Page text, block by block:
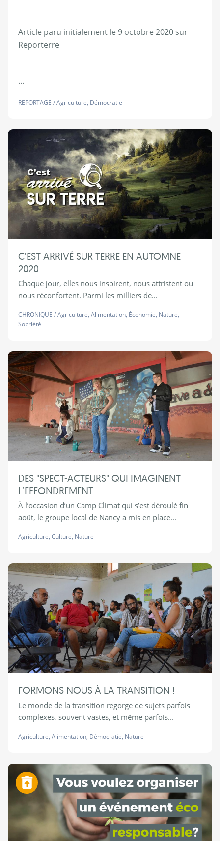
Article paru initialement le 9 octobre 2020 sur
Reporterre
...
REPORTAGE /Agriculture, Démocratie
C’EST ARRIVÉ SUR TERRE EN AUTOMNE
2020
Chaque jour, elles nous inspirent, nous attristent ou
nous réconfortent. Parmi les milliers de...
CHRONIQUE /Agriculture, Alimentation, Économie, Nature,
Sobriété
DES "SPECT-ACTEURS" QUI IMAGINENT
L’EFFONDREMENT
À l’occasion d’un Camp Climat qui s’est déroulé fin
août, le groupe local de Nancy a mis en place...
Agriculture, Culture, Nature
FORMONS NOUS À LA TRANSITION !
Le monde de la transition regorge de sujets parfois
complexes, souvent vastes, et même parfois...
Agriculture, Alimentation, Démocratie, Nature
Zéro déchet